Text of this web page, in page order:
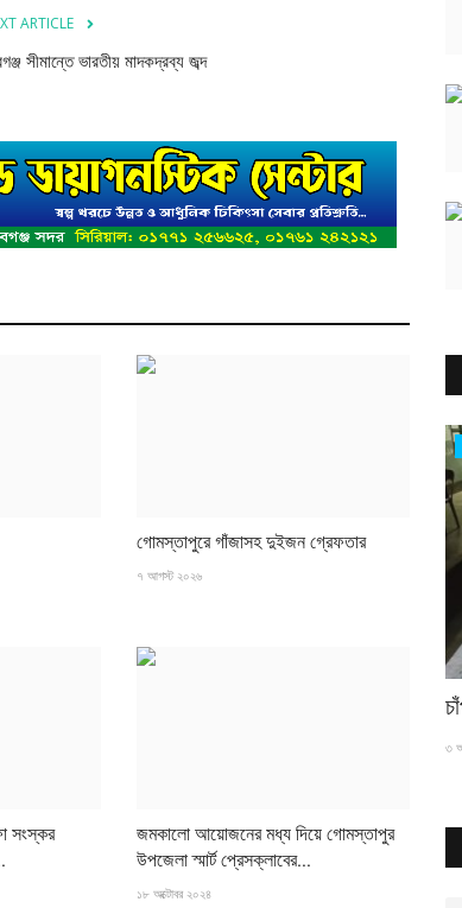
ARTICLE
সীমান্তে ভারতীয় মাদকদ্রব্য জব্দ
গোমস্তাপুরে গাঁজাসহ দুইজন গ্রেফতার
৭ আগস্ট ২০২৬
সংস্কর
জমকালো আয়োজনের মধ্য দিয়ে গোমস্তাপুর
উপজেলা স্মার্ট প্রেসক্লাবের...
১৮ অক্টোবর ২০২৪
৩